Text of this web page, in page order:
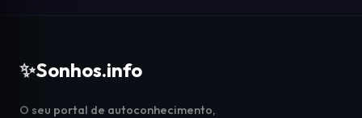
✨Sonhos.info
O seu portal de autoconhecimento,